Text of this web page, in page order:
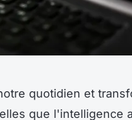
quotidien et
que l'intelligence